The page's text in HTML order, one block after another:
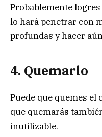
Probablemente
lo hará penetrar con
profundas y hacer
4. Quemarlo
Puede que quemes
que quemarás
inutilizable.